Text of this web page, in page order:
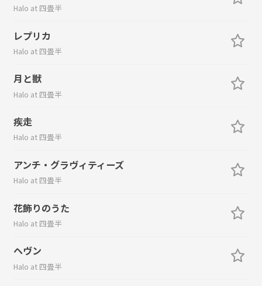
Halo at 四畳半
レプリカ
Halo at 四畳半
月と獣
Halo at 四畳半
疾走
Halo at 四畳半
アンチ・グラヴィティーズ
Halo at 四畳半
花飾りのうた
Halo at 四畳半
ヘヴン
Halo at 四畳半